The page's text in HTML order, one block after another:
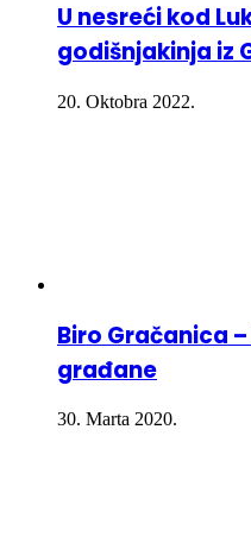
U nesreći kod
godišnjakinja iz
20. Oktobra 2022.
Biro Gračanica
građane
30. Marta 2020.